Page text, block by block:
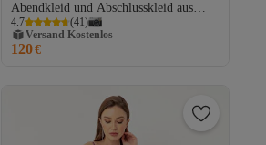
Abendkleid und Abschlusskleid aus
Satin für Damen
4.7 (41)
Versand Kostenlos
Gratis Versand
Versand Kostenlos
120€